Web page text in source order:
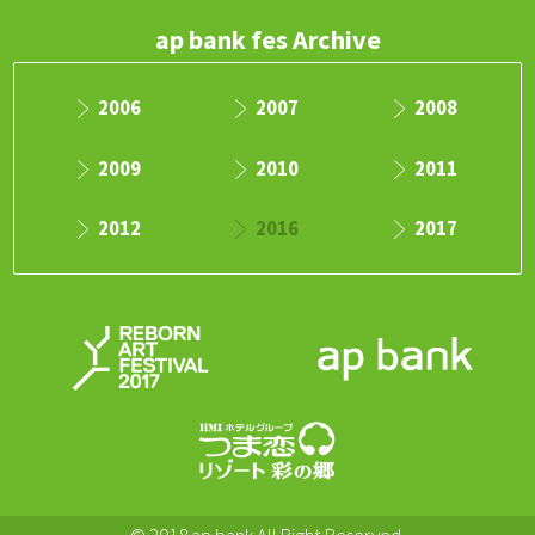
ap bank fes Archive
2006 2007 2008
2009 2010 2011
2012 2016 2017